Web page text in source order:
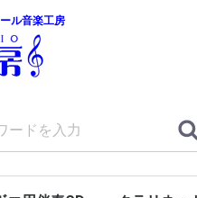
ル音楽工房